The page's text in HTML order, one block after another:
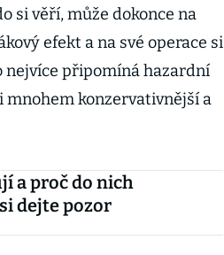
si věří, může dokonce na
efekt a na své operace si
nejvíce připomíná hazardní
mnohem konzervativnější a
a proč do nich
dejte pozor